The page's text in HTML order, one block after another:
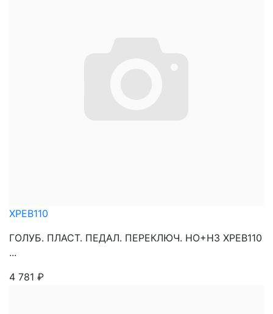
XPEB110
ГОЛУБ. ПЛАСТ. ПЕДАЛ. ПЕРЕКЛЮЧ. НО+НЗ XPEB110
...
4 781 ₽